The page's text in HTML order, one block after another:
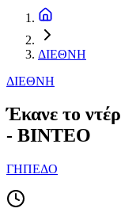
ΔΙΕΘΝΗ
ΔΙΕΘΝΗ
Έκανε το
- ΒΙΝΤΕΟ
ΓΗΠΕΔΟ